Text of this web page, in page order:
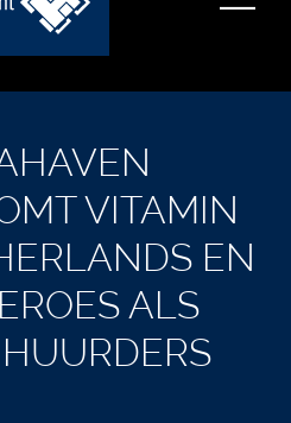
VITAMIN
EN
ALS